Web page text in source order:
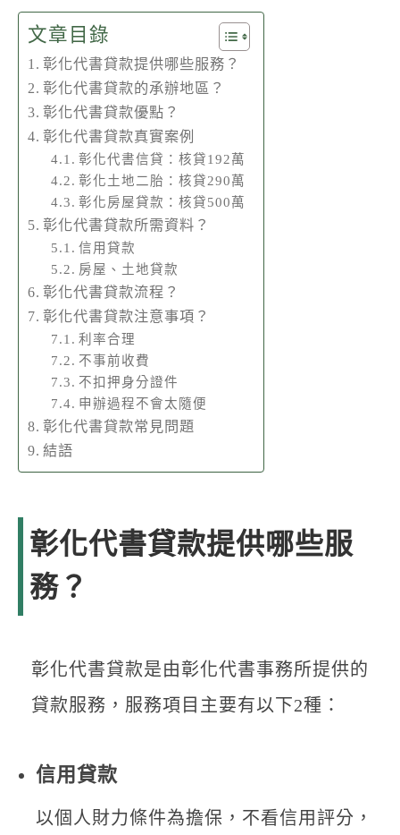
文章目錄
彰化代書貸款提供哪些服務？
彰化代書貸款的承辦地區？
彰化代書貸款優點？
彰化代書貸款真實案例
彰化代書信貸：核貸192萬
彰化土地二胎：核貸290萬
彰化房屋貸款：核貸500萬
彰化代書貸款所需資料？
信用貸款
房屋、土地貸款
彰化代書貸款流程？
彰化代書貸款注意事項？
利率合理
不事前收費
不扣押身分證件
申辦過程不會太隨便
彰化代書貸款常見問題
結語
彰化代書貸款提供哪些服
務？
彰化代書貸款是由彰化代書事務所提供的
貸款服務，服務項目主要有以下2種：
信用貸款
以個人財力條件為擔保，不看信用評分，